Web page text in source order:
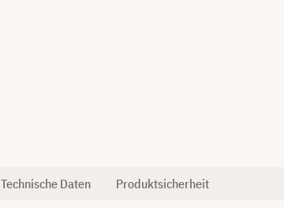
Technische Daten Produktsicherheit